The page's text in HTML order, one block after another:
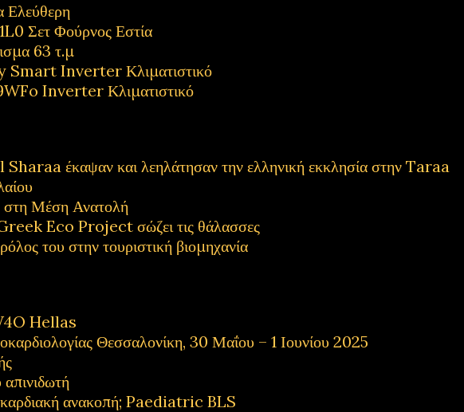
Σετ Φούρνος Εστία
63 τ.μ
Smart Inverter Κλιματιστικό
Inverter Κλιματιστικό
έκαψαν και λεηλάτησαν την ελληνική εκκλησία στην Taraa
Μέση Ανατολή
Eco Project σώζει τις θάλασσες
του στην τουριστική βιομηχανία
Hellas
Θεσσαλονίκη, 30 Μαΐου – 1 Ιουνίου 2025
ανακοπή; Paediatric BLS